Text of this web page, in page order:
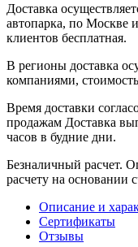
Доставка
автопарка, по Москве
клиентов бесплатная.
В регионы доставка
компаниями,
Время доставки
продажам Доставка
часов в будние дни.
Безналичный расчет.
расчету на основании
Описание и
Сертификаты
Отзывы